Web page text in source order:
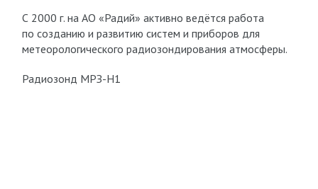
С 2000 г. на АО «Радий» активно ведётся работа
по созданию и развитию систем и приборов для
метеорологического радиозондирования атмосферы.
Радиозонд МРЗ-Н1